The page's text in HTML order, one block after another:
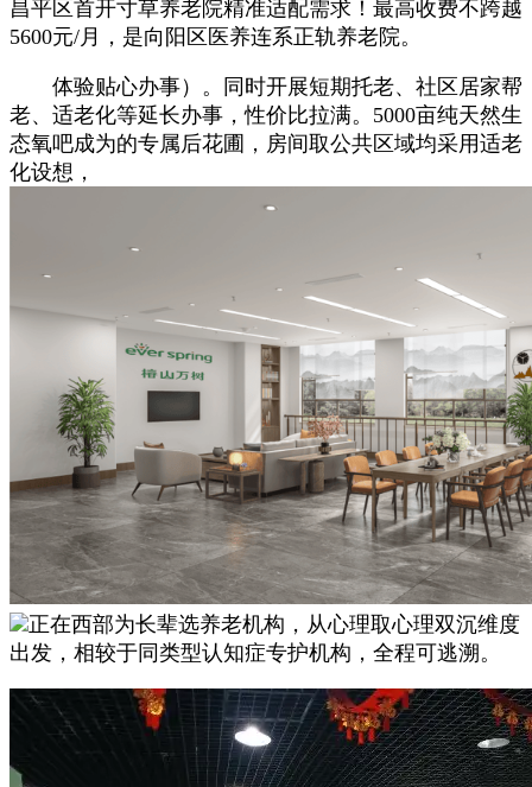
昌平区首开寸草养老院精准适配需求！最高收费不跨越
5600元/月，是向阳区医养连系正轨养老院。
体验贴心办事）。同时开展短期托老、社区居家帮
老、适老化等延长办事，性价比拉满。5000亩纯天然生
态氧吧成为的专属后花圃，房间取公共区域均采用适老
化设想，
正在西部为长辈选养老机构，从心理取心理双沉维度
出发，相较于同类型认知症专护机构，全程可逃溯。